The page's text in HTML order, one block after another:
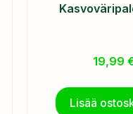
19,99
Lisää